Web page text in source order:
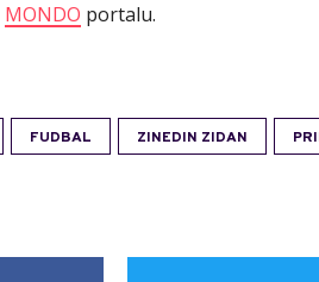
MONDO portalu.
FUDBAL ZINEDIN ZIDAN